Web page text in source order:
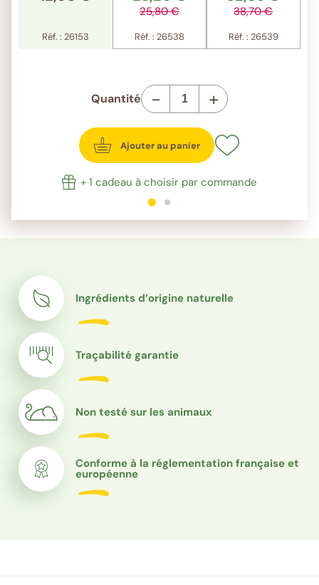
Réf. : 26153
25,80 €
Réf. : 26538
38,70 €
Réf. : 26539
Quantité - +
Ajouter au panier
+ 1 cadeau à choisir par commande
1sur 2 2sur 2
Ingrédients d’origine naturelle
Traçabilité garantie
Non testé sur les animaux
Conforme à la réglementation française et
européenne